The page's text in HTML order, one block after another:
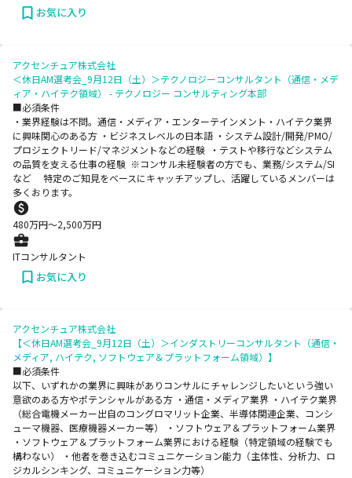
お気に入り
アクセンチュア株式会社
＜休日AM選考会_9月12日（土）＞テクノロジーコンサルタント（通信・メデ
ィア・ハイテク領域） - テクノロジー コンサルティング本部
■必須条件
・業界経験は不問。通信・メディア・エンターテインメント・ハイテク業界
に興味関心のある方 ・ビジネスレベルの日本語 ・システム設計/開発/PMO/
プロジェクトリード/マネジメントなどの経験 ・テストや移行などシステム
の品質を支える仕事の経験 ※コンサル未経験者の方でも、業務/システム/SI
など 特定のご知見をベースにキャッチアップし、活躍しているメンバーは
多くおります。
480万円〜2,500万円
ITコンサルタント
お気に入り
アクセンチュア株式会社
【＜休日AM選考会_9月12日（土）＞インダストリーコンサルタント（通信・
メディア, ハイテク, ソフトウェア＆プラットフォーム領域）】
■必須条件
以下、いずれかの業界に興味がありコンサルにチャレンジしたいという強い
意欲のある方やポテンシャルがある方 ・通信・メディア業界 ・ハイテク業界
（総合電機メーカー出自のコングロマリット企業、半導体関連企業、コンシ
ューマ機器、医療機器メーカー等） ・ソフトウェア＆プラットフォーム業界
・ソフトウェア＆プラットフォーム業界における経験（特定領域の経験でも
構わない） ・他者を巻き込むコミュニケーション能力（主体性、分析力、ロ
ジカルシンキング、コミュニケーション力等）